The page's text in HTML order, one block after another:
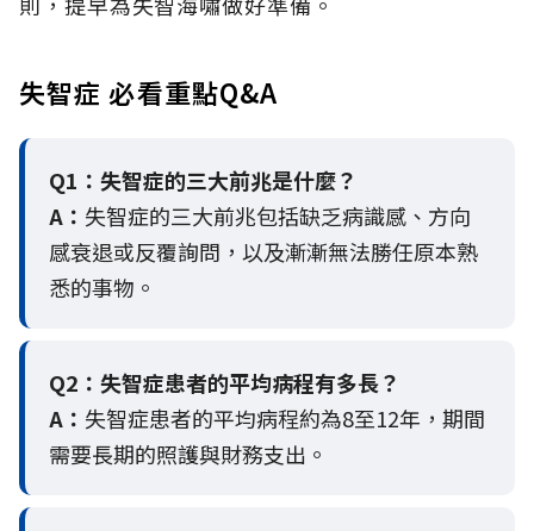
失智症 必看重點Q&A
Q1：失智症的三大前兆是什麼？
A： 失智症的三大前兆包括缺乏病識感、方向
感衰退或反覆詢問，以及漸漸無法勝任原本熟
悉的事物。
Q2： 失智症患者的平均病程有多長？
A： 失智症患者的平均病程約為8至12年，期間
需要長期的照護與財務支出。